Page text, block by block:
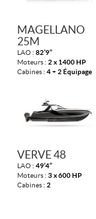
MAGELLANO
25M
LAO : 82’9’’
Moteurs : 2 x 1400 HP
Cabines : 4 + 2 Équipage
VERVE 48
LAO : 49’4’’
Moteurs : 3 x 600 HP
Cabines : 2